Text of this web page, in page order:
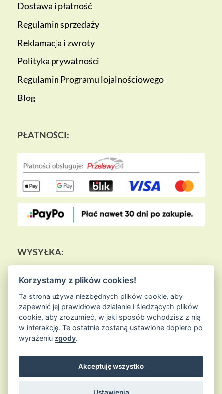
Dostawa i płatność
Regulamin sprzedaży
Reklamacja i zwroty
Polityka prywatności
Regulamin Programu lojalnościowego
Blog
PŁATNOŚCI:
WYSYŁKA:
© 2026Sklep Ziołowa Wyspais proudly powered by
Entries (RSS) and Comments (RSS)
Korzystamy z plików cookies!
Ta strona używa niezbędnych plików cookie, aby
zapewnić jej prawidłowe działanie i śledzących plików
cookie, aby zrozumieć, w jaki sposób wchodzisz z nią
w interakcję. Te ostatnie zostaną ustawione dopiero po
wyrażeniu zgody.
Akceptuję wszystko
Ustawienia